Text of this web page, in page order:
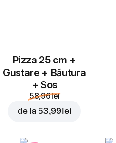
Pizza 25 cm +
Gustare + Băutura
+ Sos
58,96 lei
de la 53,99 lei